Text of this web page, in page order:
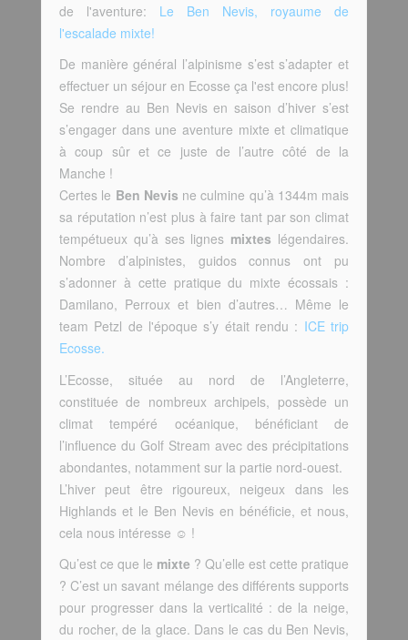
de l'aventure: Le Ben Nevis, royaume de
l'escalade mixte!
De manière général l’alpinisme s’est s’adapter et
effectuer un séjour en Ecosse ça l'est encore plus!
Se rendre au Ben Nevis en saison d’hiver s’est
s’engager dans une aventure mixte et climatique
à coup sûr et ce juste de l’autre côté de la
Manche !
Certes le Ben Nevis ne culmine qu’à 1344m mais
sa réputation n’est plus à faire tant par son climat
tempétueux qu’à ses lignes mixtes légendaires.
Nombre d’alpinistes, guidos connus ont pu
s’adonner à cette pratique du mixte écossais :
Damilano, Perroux et bien d’autres… Même le
team Petzl de l'époque s’y était rendu : ICE trip
Ecosse.
L’Ecosse, située au nord de l’Angleterre,
constituée de nombreux archipels, possède un
climat tempéré océanique, bénéficiant de
l’influence du Golf Stream avec des précipitations
abondantes, notamment sur la partie nord-ouest.
L’hiver peut être rigoureux, neigeux dans les
Highlands et le Ben Nevis en bénéficie, et nous,
cela nous intéresse ☺ !
Qu’est ce que le mixte ? Qu’elle est cette pratique
? C’est un savant mélange des différents supports
pour progresser dans la verticalité : de la neige,
du rocher, de la glace. Dans le cas du Ben Nevis,